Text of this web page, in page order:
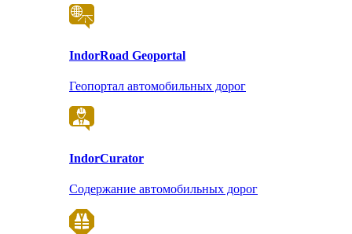
IndorRoad Geoportal
Геопортал автомобильных дорог
IndorCurator
Содержание автомобильных дорог